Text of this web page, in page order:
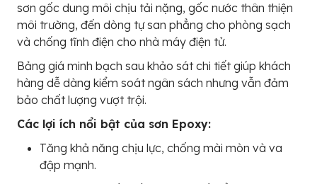
sơn gốc dung môi chịu tải nặng, gốc nước thân thiện
môi trường, đến dòng tự san phẳng cho phòng sạch
và chống tĩnh điện cho nhà máy điện tử.
Bảng giá minh bạch sau khảo sát chi tiết giúp khách
hàng dễ dàng kiểm soát ngân sách nhưng vẫn đảm
bảo chất lượng vượt trội.
Các lợi ích nổi bật của sơn Epoxy:
Tăng khả năng chịu lực, chống mài mòn và va
đập mạnh.